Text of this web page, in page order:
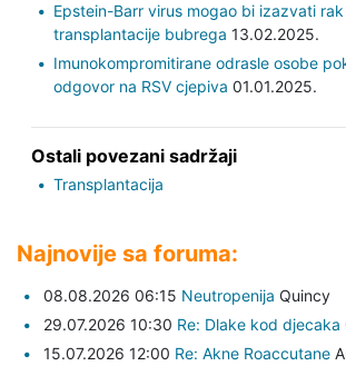
Epstein-Barr virus mogao bi izazvati
transplantacije bubrega 13.02.2025.
Imunokompromitirane odrasle osobe
odgovor na RSV cjepiva 01.01.2025.
Ostali povezani sadržaji
Transplantacija
Najnovije sa foruma:
08.08.2026 06:15 Neutropenija Quincy
29.07.2026 10:30 Re: Dlake kod djecaka
15.07.2026 12:00 Re: Akne Roaccutane